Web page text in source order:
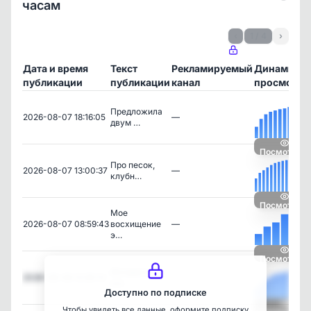
часам
›
Дата и время
публикации
Текст
публикации
Рекламируемый
канал
Динамика
2026-08-07 18:16:05
Предложила
двум …
—
Посмотреть
2026-08-07 13:00:37
Про песок,
клубн…
—
Посмотреть
2026-08-07 08:59:43
Мое
восхищение
э…
—
Посмотреть
2026-08-06 12:30:12
Интересно, у
Доступно по подписке